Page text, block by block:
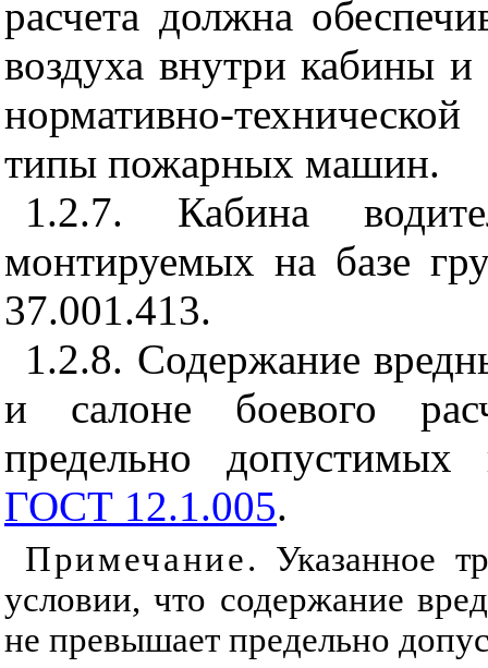
расчета должна
воздуха внутри кабины
нормативно-
типы пожарных машин.
1.2.7. Кабина
монтируемых на базе
37.001.413.
1.2.8. Содержание
и салоне боевого
предельно допустимых
ГОСТ 12.1.005.
Примечание. Указанное
условии, что содержание
не превышает предельно